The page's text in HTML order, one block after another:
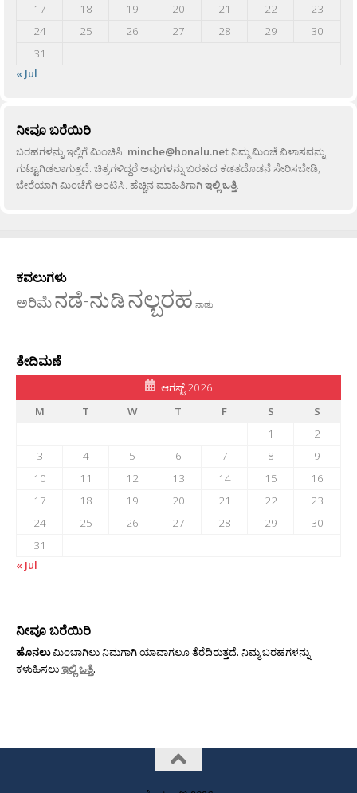
17
18 19 20 21 22
23
24
25 26 27 28 29
30
31
« Jul
ನೀವೂ ಬರೆಯಿರಿ
ಬರಹಗಳನ್ನು ಇಲ್ಲಿಗೆ ಮಿಂಚಿಸಿ: minche@honalu.netನಿಮ್ಮ ಮಿಂಚೆ ವಿಳಾಸವನ್ನು
ಗುಟ್ಟಾಗಿಡಲಾಗುತ್ತದೆ. ಚಿತ್ರಗಳಿದ್ದರೆ ಅವುಗಳನ್ನು ಬರಹದ ಕಡತದೊಡನೆ ಸೇರಿಸಬೇಡಿ,
ಬೇರೆಯಾಗಿ ಮಿಂಚೆಗೆ ಅಂಟಿಸಿ. ಹೆಚ್ಚಿನ ಮಾಹಿತಿಗಾಗಿಇಲ್ಲಿ ಒತ್ತಿ.
ಕವಲುಗಳು
ಅರಿಮೆನಡೆ-ನುಡಿನಲ್ಬರಹ ನಾಡು
ತೇದಿಮಣೆ
ಆಗಸ್ಟ್ 2026
M
T W T F S
S
1
2
3
4 5 6 7 8
9
10
11 12 13 14 15
16
17
18 19 20 21 22
23
24
25 26 27 28 29
30
31
« Jul
ನೀವೂ ಬರೆಯಿರಿ
ಹೊನಲುಮಿಂಬಾಗಿಲು ನಿಮಗಾಗಿ ಯಾವಾಗಲೂ ತೆರೆದಿರುತ್ತದೆ. ನಿಮ್ಮ ಬರಹಗಳನ್ನು
ಕಳುಹಿಸಲುಇಲ್ಲಿ ಒತ್ತಿ.